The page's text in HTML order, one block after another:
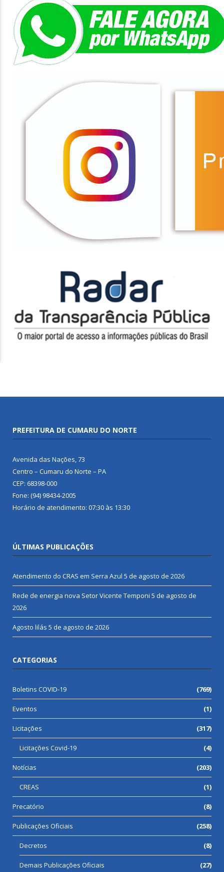
PREFEITURA DE CUMARU DO NORTE
Avenida das Nações, 73
Centro – Cumaru do Norte – PA
CEP: 68398-000
Fone: (94) 98434-2005
Horário de atendimento: 07:30 às 13:30
ÚLTIMAS PUBLICAÇÕES
Atendimento do CRAS em Serra Azul 5 de agosto de 2026
Rede de energia nova Setor Vicente Temponi 5 de agosto de
2026
Agosto lilás 5 de agosto de 2026
CATEGORIAS
Boletins COVID-19 (769)
Eventos (1)
Licitações (317)
Licitações Covid-19 (4)
Notícias (203)
CREAS (1)
Precatório (8)
Publicações Oficiais (258)
Decretos (8)
Demais Publicações Oficiais (27)